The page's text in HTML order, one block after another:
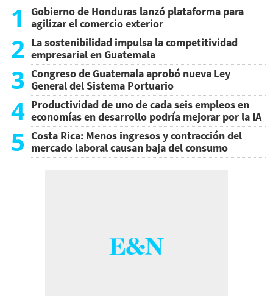
1
Gobierno de Honduras lanzó plataforma para
agilizar el comercio exterior
2 La sostenibilidad impulsa la competitividad
empresarial en Guatemala
3 Congreso de Guatemala aprobó nueva Ley
General del Sistema Portuario
4 Productividad de uno de cada seis empleos en
economías en desarrollo podría mejorar por la IA
5 Costa Rica: Menos ingresos y contracción del
mercado laboral causan baja del consumo